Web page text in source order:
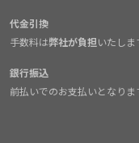
代金引換
手数料は弊社が負担いたしま
銀行振込
前払いでのお支払いとなりま